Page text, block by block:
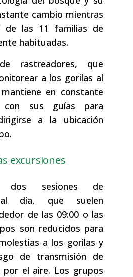
cambio mientras
de las 11 familias de
habituadas.
rastreadores, que
a los gorilas al
en constante
con sus guías para
a la ubicación
excursiones
dos sesiones de
al día, que suelen
de las 09:00 o las
son reducidos para
a los gorilas y
de transmisión de
por el aire. Los grupos